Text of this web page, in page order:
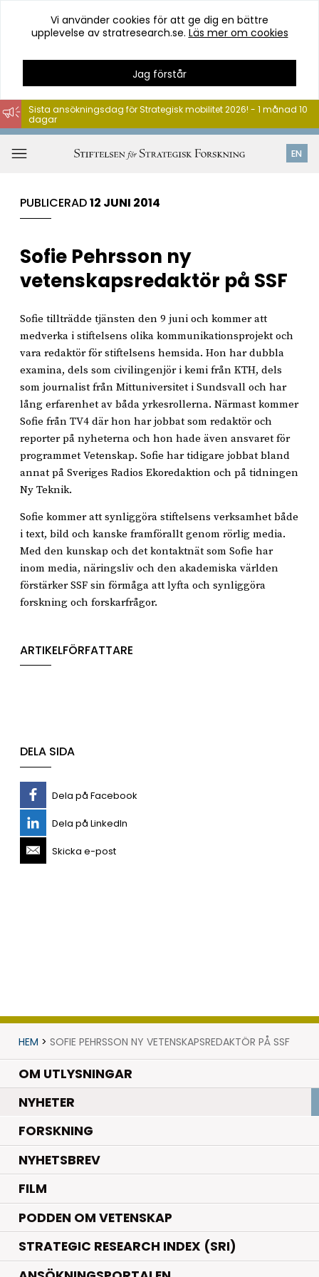
Hoppa
till
innehåll
Vi använder cookies för att ge dig en bättre
upplevelse av stratresearch.se. Läs mer om cookies
Jag förstår
EN
Sista ansökningsdag för Strategisk mobilitet 2026! - 1 månad 10
dagar
PUBLICERAD12 JUNI 2014
Sofie Pehrsson ny
vetenskapsredaktör på SSF
Sofie tillträdde tjänsten den 9 juni och kommer att
medverka i stiftelsens olika kommunikationsprojekt och
vara redaktör för stiftelsens hemsida. Hon har dubbla
examina, dels som civilingenjör i kemi från KTH, dels
som journalist från Mittuniversitet i Sundsvall och har
lång erfarenhet av båda yrkesrollerna. Närmast kommer
Sofie från TV4 där hon har jobbat som redaktör och
reporter på nyheterna och hon hade även ansvaret för
programmet Vetenskap. Sofie har tidigare jobbat bland
annat på Sveriges Radios Ekoredaktion och på tidningen
Ny Teknik.
Sofie kommer att synliggöra stiftelsens verksamhet både
i text, bild och kanske framförallt genom rörlig media.
Med den kunskap och det kontaktnät som Sofie har
inom media, näringsliv och den akademiska världen
förstärker SSF sin förmåga att lyfta och synliggöra
forskning och forskarfrågor.
ARTIKELFÖRFATTARE
DELA SIDA
Dela på Facebook
Dela på LinkedIn
Skicka e-post
HEM > SOFIE PEHRSSON NY VETENSKAPSREDAKTÖR PÅ SSF
OM UTLYSNINGAR
NYHETER.
FORSKNING.
NYHETSBREV
FILM
PODDEN OM VETENSKAP
STRATEGIC RESEARCH INDEX (SRI)